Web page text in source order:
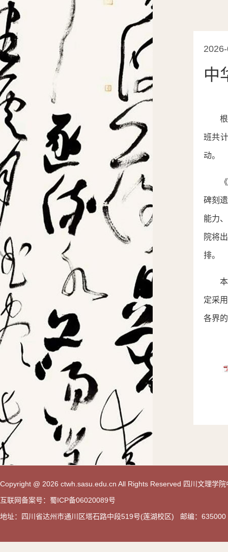
中
班共
动。
碑刻
能力
院将
排。
定采
各界
Copyright @ 2026 ctwh.sasu.edu.cn All Rights Reserved 四川文理学
互联网备案号：蜀ICP备06020089号
地址：四川省达州市通川区塔石路中段519号(莲湖校区) 邮编：